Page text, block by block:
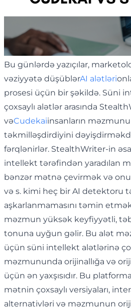
Bu günlərdə yazıçılar,
vəziyyətə düşüblərAI alətləri
prosesi üçün bir şəkildə. Süni
çoxsaylı alətlər arasında
vəCudekaiinsanların
təkmilləşdirdiyini
fərqlənirlər. StealthWriter-in
intellekt tərəfindən yaradılan
bənzər mətnə ​​çevirmək və
və s. kimi heç bir AI detektoru
aşkarlanmamasını təmin
məzmun yüksək keyfiyyətli,
tonuna uyğun gəlir. Bu alət
üçün süni intellekt alətlərinə
məzmununda orijinallığa və
üçün ən yaxşısıdır. Bu
mətnin çoxsaylı versiyaları,
alternativləri və məzmunun